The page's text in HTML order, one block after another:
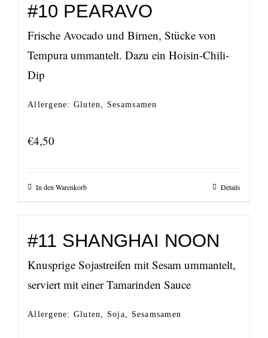
#10 PEARAVO
Frische Avocado und Birnen, Stücke von
Tempura ummantelt. Dazu ein Hoisin-Chili-
Dip
Allergene: Gluten, Sesamsamen
€4,50
In den Warenkorb Details
#11 SHANGHAI NOON
Knusprige Sojastreifen mit Sesam ummantelt,
serviert mit einer Tamarinden Sauce
Allergene: Gluten, Soja, Sesamsamen